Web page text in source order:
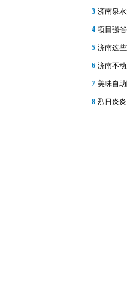
3 济南泉
4 项目强
5 济南这
6 济南不
7 美味自
8 烈日炎